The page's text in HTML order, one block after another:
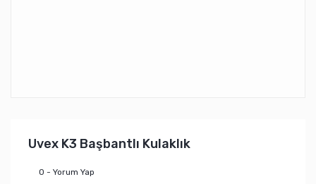
Uvex K3 Başbantlı Kulaklık
0 - Yorum Yap